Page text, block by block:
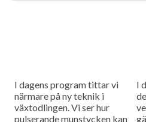
I dagens program tittar vi
närmare på ny teknik i
växtodlingen. Vi ser hur
pulserande munstycken kan
I